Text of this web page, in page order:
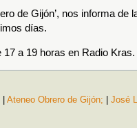
de Gijón’, nos informa de
días.
a 19 horas en Radio Kras.
Ateneo Obrero de Gijón;
José